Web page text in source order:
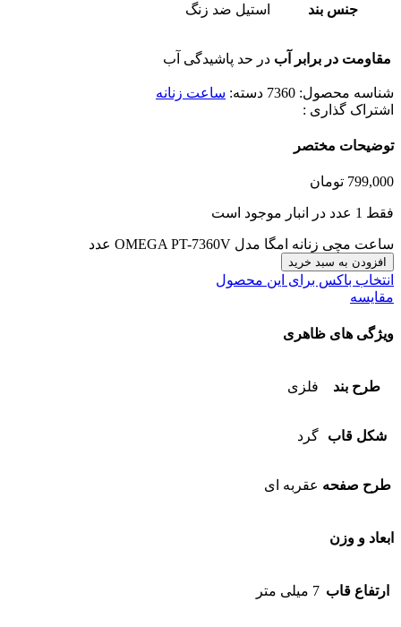
جنس بند استیل ضد زنگ
مقاومت در برابر آب در حد پاشیدگی آب
شناسه محصول: 7360 دسته: ساعت زنانه
اشتراک گذاری :
توضیحات مختصر
799,000 تومان
فقط 1 عدد در انبار موجود است
ساعت مچی زنانه امگا مدل OMEGA PT-7360V عدد
افزودن به سبد خرید
انتخاب باکس برای این محصول
مقایسه
ویژگی های ظاهری
طرح بند فلزی
شکل قاب گرد
طرح صفحه عقربه ای
ابعاد و وزن
ارتفاع قاب 7 میلی متر